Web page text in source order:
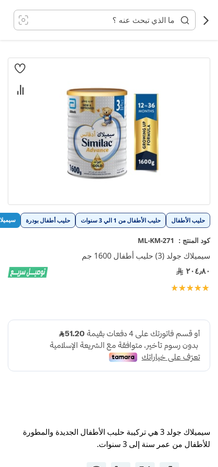
المحتوى
حليب الأطفال حليب الأطفال من 1 الي 3 سنوات حليب أطفال بودرة
كود المنتج : ML-KM-271
سيميلاك جولد (3) حليب أطفال 1600 جم
٢٠٤٫٨٠
تقييم:
سيميلاك جولد 3 هي تركيبة حليب الأطفال الجديدة والمطورة
للأطفال من عمر سنة إلى 3 سنوات.
انتقل
تخطي
إلى
بداية
معرض
الصور